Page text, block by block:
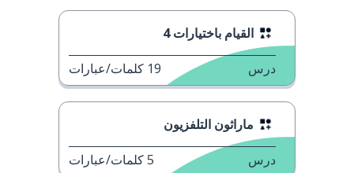
القيام باختيارات 4
درس 19 كلمات/عبارات
ماراثون التلفزيون
درس 5كلمات/عبارات